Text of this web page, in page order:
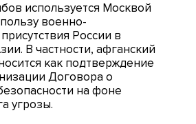
используется Москвой
военно-
России в
В частности, афганский
как подтверждение
Договора о
на фоне
угрозы.